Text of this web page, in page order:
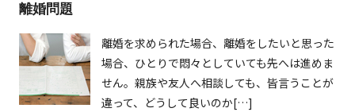
離婚問題
離婚を求められた場合、離婚をしたいと思った
場合、ひとりで悶々としていても先へは進めま
せん。親族や友人へ相談しても、皆言うことが
違って、どうして良いのか[…]